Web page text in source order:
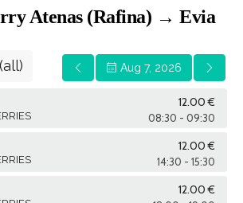
Atenas (Rafina) → Evia